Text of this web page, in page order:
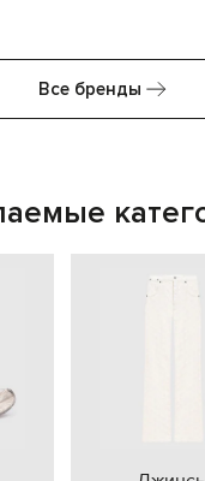
Все бренды